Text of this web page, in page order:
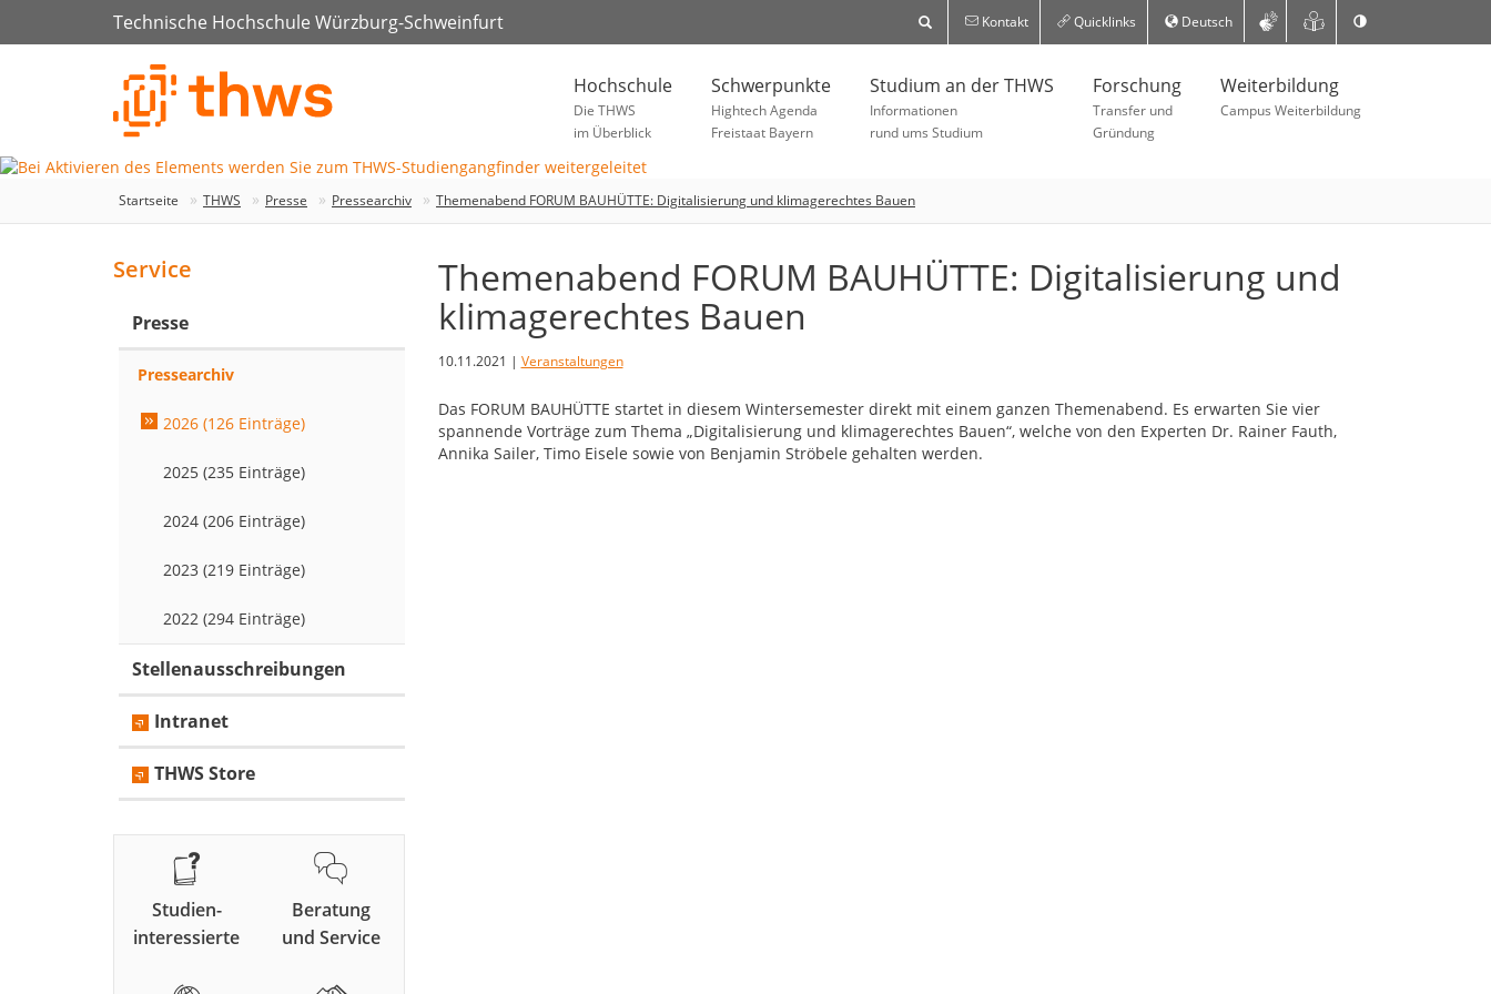
Technische Hochschule Würzburg-Schweinfurt Kontakt Quicklinks Deutsch
Hochschule
Die THWS
im Überblick
Schwerpunkte
Hightech Agenda
Freistaat Bayern
Studium an der THWS
Informationen
rund ums Studium
Forschung
Transfer und
Gründung
Weiterbildung
Campus Weiterbildung
Startseite THWS Presse Pressearchiv Themenabend FORUM BAUHÜTTE: Digitalisierung und klimagerechtes Bauen
Themenabend FORUM BAUHÜTTE: Digitalisierung und
klimagerechtes Bauen
10.11.2021 | Veranstaltungen
Das FORUM BAUHÜTTE startet in diesem Wintersemester direkt mit einem ganzen Themenabend. Es erwarten Sie vier
spannende Vorträge zum Thema „Digitalisierung und klimagerechtes Bauen“, welche von den Experten Dr. Rainer Fauth,
Annika Sailer, Timo Eisele sowie von Benjamin Ströbele gehalten werden.
Service
Presse
Pressearchiv
2026 (126 Einträge)
2025 (235 Einträge)
2024 (206 Einträge)
2023 (219 Einträge)
2022 (294 Einträge)
Stellenausschreibungen
Intranet
THWS Store
Studien-
interessierte
Beratung
und Service